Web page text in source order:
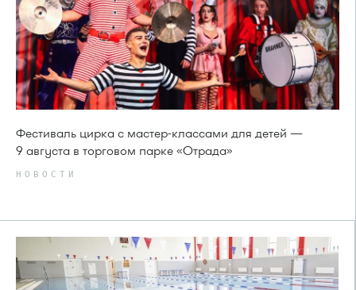
Фестиваль цирка с мастер-классами для детей —
9 августа в торговом парке «Отрада»
НОВОСТИ